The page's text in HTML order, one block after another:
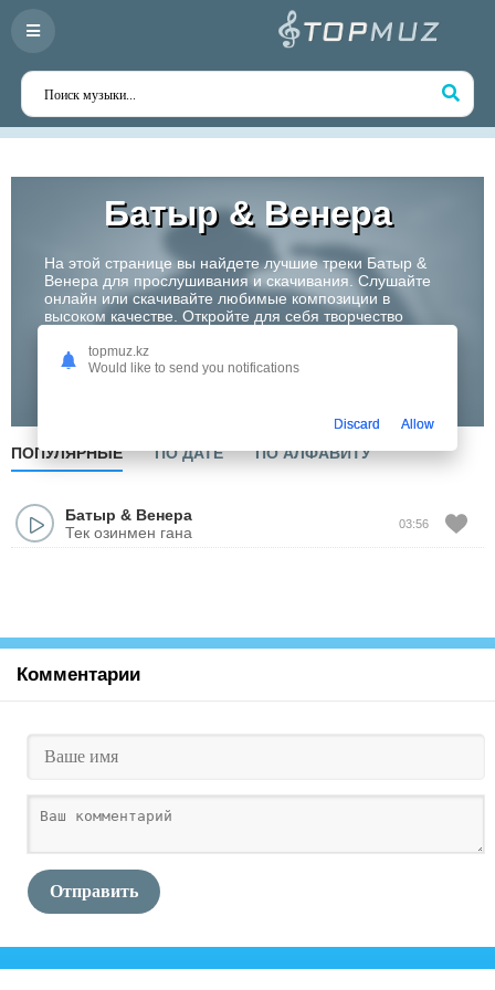
Батыр & Венера
На этой странице вы найдете лучшие треки Батыр &
Венера для прослушивания и скачивания. Слушайте
онлайн или скачивайте любимые композиции в
высоком качестве. Откройте для себя творчество
Слушать
ПОПУЛЯРНЫЕ ПО ДАТЕ ПО АЛФАВИТУ
Батыр & Венера
Тек озинмен гана
03:56
Комментарии
Отправить
topmuz.kz
Would like to send you notifications
Discard Allow